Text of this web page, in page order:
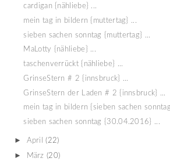
cardigan {nähliebe} ...
mein tag in bildern {muttertag} ...
sieben sachen sonntag {muttertag} ...
MaLotty {nähliebe} ...
taschenverrückt {nähliebe} ...
GrinseStern # 2 {innsbruck} ...
GrinseStern der Laden # 2 {innsbruck} ...
mein tag in bildern {sieben sachen
sieben sachen sonntag {30.04.2016} ...
► April (22)
► März (20)